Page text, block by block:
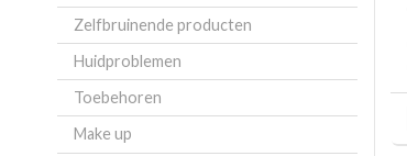
Zelfbruinende producten
Huidproblemen
Toebehoren
Make up